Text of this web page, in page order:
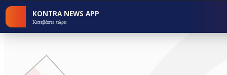
KONTRA NEWS APP
Κατεβάστε τώρα